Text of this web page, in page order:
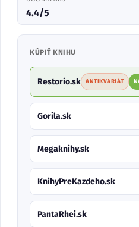
4.4/5
KÚPIŤ KNIHU
Restorio.sk ANTIKVARIÁT
Gorila.sk
Megaknihy.sk
KnihyPreKazdeho.sk
PantaRhei.sk